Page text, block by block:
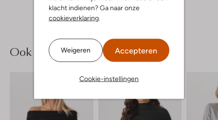
klacht indienen? Ga naar onze
cookieverklaring
Weigeren Accepteren
Cookie-instellingen
Ook iets voor jou?